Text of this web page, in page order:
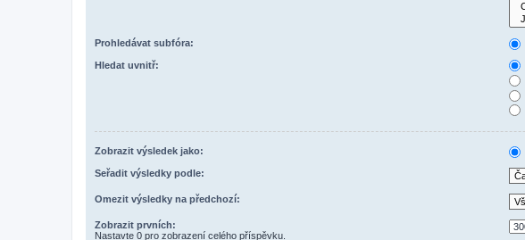
Prohledávat subfóra:
Hledat uvnitř:
Zobrazit výsledek jako:
Seřadit výsledky podle:
Omezit výsledky na předchozí:
Zobrazit prvních:
Nastavte 0 pro zobrazení celého příspěvku.